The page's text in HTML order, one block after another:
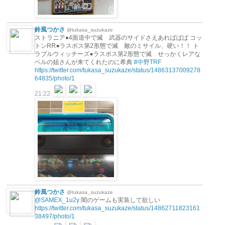
鈴風つかさ @tukasa_suzukaze
ストラニア●4面道中で滅 武器のサイドさえあればばば コッ
トンRR●ラスボス第2形態で滅 敵のミサイル、硬い！！ ト
ラブルウィッチーズ●ラスボス第2形態で滅 せっかくレアな
ペルの姐さんが来てくれたのに希典 #中野TRF
https://twitter.com/tukasa_suzukaze/status/14863137009278
64835/photo/1
21:22
鈴風つかさ @tukasa_suzukaze
@SAMEX_1u2y 闇のゲームも実装して欲しい
https://twitter.com/tukasa_suzukaze/status/14862711823161
38497/photo/1